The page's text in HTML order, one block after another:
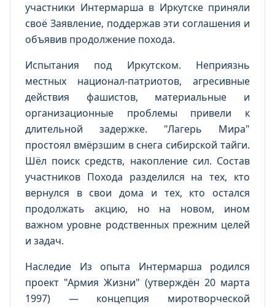
участники Интермарша в Иркутске приняли
своё Заявление, поддержав эти соглашения и
объявив продолжение похода.
Испытания под Иркутском. Неприязнь
местных национал-патриотов, агресивные
действия фашистов, материальные и
организационные проблемы привели к
длительной задержке. "Лагерь Мира"
простоял вмёрзшим в снега сибирской тайги.
Шёл поиск средств, накопление сил. Состав
участников Похода разделился на тех, кто
вернулся в свои дома и тех, кто остался
продолжать акцию, но на новом, ином
важном уровне родственных прежним целей
и задач.
Наследие Из опыта Интермарша родился
проект "Армия Жизни" (утверждён 20 марта
1997) — концепция миротворческой